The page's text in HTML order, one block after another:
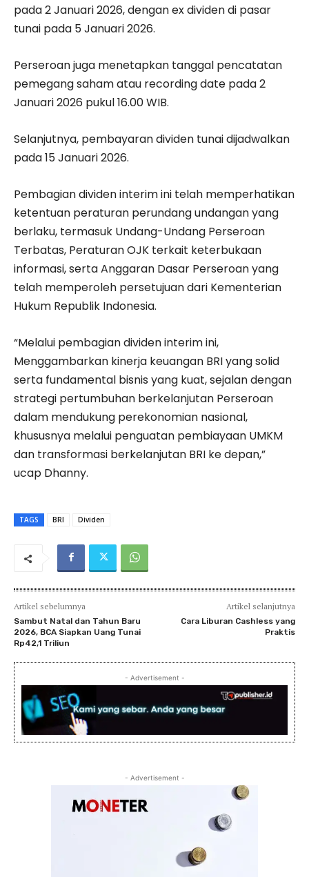
pada 2 Januari 2026, dengan ex dividen di pasar
tunai pada 5 Januari 2026.
Perseroan juga menetapkan tanggal pencatatan
pemegang saham atau recording date pada 2
Januari 2026 pukul 16.00 WIB.
Selanjutnya, pembayaran dividen tunai dijadwalkan
pada 15 Januari 2026.
Pembagian dividen interim ini telah memperhatikan
ketentuan peraturan perundang undangan yang
berlaku, termasuk Undang-Undang Perseroan
Terbatas, Peraturan OJK terkait keterbukaan
informasi, serta Anggaran Dasar Perseroan yang
telah memperoleh persetujuan dari Kementerian
Hukum Republik Indonesia.
“Melalui pembagian dividen interim ini,
Menggambarkan kinerja keuangan BRI yang solid
serta fundamental bisnis yang kuat, sejalan dengan
strategi pertumbuhan berkelanjutan Perseroan
dalam mendukung perekonomian nasional,
khususnya melalui penguatan pembiayaan UMKM
dan transformasi berkelanjutan BRI ke depan,”
ucap Dhanny.
TAGS BRI Dividen
Artikel sebelumnya
Sambut Natal dan Tahun Baru
2026, BCA Siapkan Uang Tunai
Rp42,1 Triliun
Artikel selanjutnya
Cara Liburan Cashless yang
Praktis
- Advertisement -
- Advertisement -